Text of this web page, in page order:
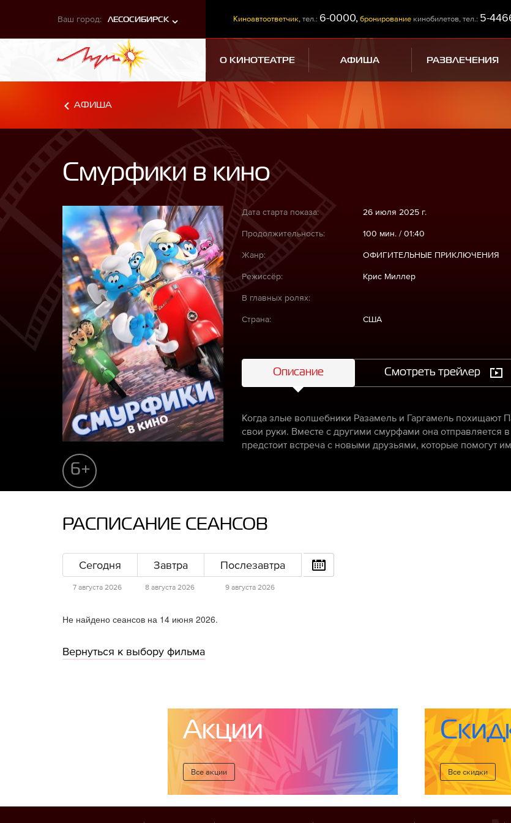
Ваш город: ЛЕСОСИБИРСК Киноавтоответчик, тел.: 6-0000, бронирование кинобилетов, тел.: 5-
О КИНОТЕАТРЕ АФИША РАЗВЛЕЧЕНИЯ
АФИША
Смурфики в кино
6+
Дата старта показа: 26 июля 2025 г.
Продолжительность: 100 мин. / 01:40
Жанр: ОФИГИТЕЛЬНЫЕ ПРИКЛЮЧЕНИЯ
Режиссёр: Крис Миллер
В главных ролях:
Страна: США
Описание Смотреть трейлер
Когда злые волшебники Разамель и Гаргамель похищают
свои руки. Вместе с другими смурфами она
предстоит встреча с новыми друзьями, которые помогут
РАСПИСАНИЕ СЕАНСОВ
Сегодня
7 августа 2026
Завтра
8 августа 2026
Послезавтра
9 августа 2026
Не найдено сеансов на 14 июня 2026.
Вернуться к выбору фильма
Акции
Все акции Все cкидки